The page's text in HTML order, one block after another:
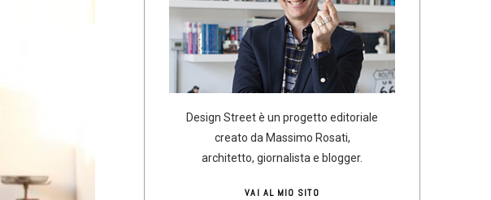
Design Street è un progetto editoriale
creato da Massimo Rosati,
architetto, giornalista e blogger.
VAI AL MIO SITO